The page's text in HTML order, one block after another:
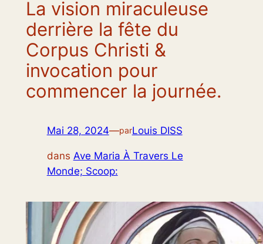
La vision miraculeuse
derrière la fête du
Corpus Christi &
invocation pour
commencer la journée.
Mai 28, 2024—parLouis DISS
dans Ave Maria À Travers Le
Monde; Scoop: